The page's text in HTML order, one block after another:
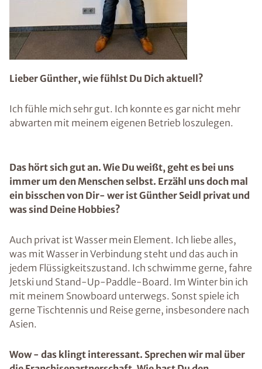
Lieber Günther, wie fühlst Du Dich aktuell?
Ich fühle mich sehr gut. Ich konnte es gar nicht mehr
abwarten mit meinem eigenen Betrieb loszulegen.
Das hört sich gut an. Wie Du weißt, geht es bei uns
immer um den Menschen selbst. Erzähl uns doch mal
ein bisschen von Dir- wer ist Günther Seidl privat und
was sind Deine Hobbies?
Auch privat ist Wasser mein Element. Ich liebe alles,
was mit Wasser in Verbindung steht und das auch in
jedem Flüssigkeitszustand. Ich schwimme gerne, fahre
Jetski und Stand-Up-Paddle-Board. Im Winter bin ich
mit meinem Snowboard unterwegs. Sonst spiele ich
gerne Tischtennis und Reise gerne, insbesondere nach
Asien.
Wow - das klingt interessant. Sprechen wir mal über